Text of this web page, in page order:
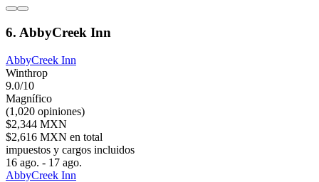
6. AbbyCreek Inn
AbbyCreek Inn
Winthrop
9.0/10
Magnífico
(1,020 opiniones)
$2,344 MXN
$2,616 MXN en total
impuestos y cargos incluidos
16 ago. - 17 ago.
AbbyCreek Inn